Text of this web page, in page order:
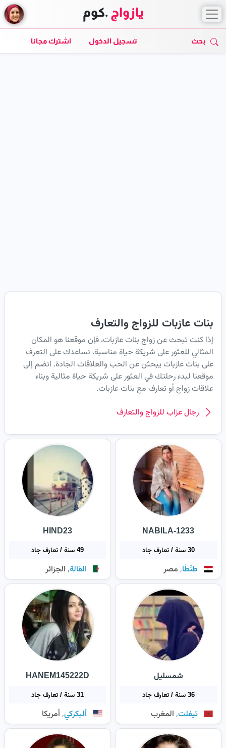
يازواج .كوم
بحث تسجيل الدخول اشترك مجانا
بنات عازبات للزواج والتعارف
إذا كنت تبحث عن زواج بنات عازبات، فإن موقعنا هو المكان
المثالي للعثور على شريكة حياة مناسبة. نساعدك على التعرف
على بنات عازبات يبحثن عن الحب والعلاقات الجادة. انضم إلى
موقعنا لبدء رحلتك في العثور على شريكة حياة مثالية وبناء
علاقات زواج أو تعارف مع بنات عازبات.
رجال عزاب للزواج والتعارف
NABILA-1233
30 سنة / تعارف جاد
طنْطَا, مصر
HIND23
49 سنة / تعارف جاد
القالة, الجزائر
شمسليل
36 سنة / تعارف جاد
تيفلت, المغرب
HANEM145222D
31 سنة / تعارف جاد
ألبكركي, أمريكا